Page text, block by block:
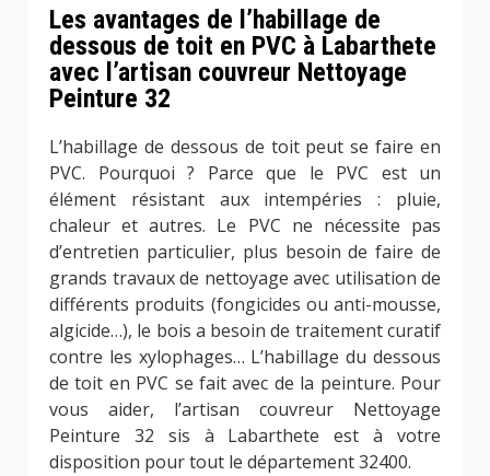
Les avantages de l’habillage de
dessous de toit en PVC à Labarthete
avec l’artisan couvreur Nettoyage
Peinture 32
L’habillage de dessous de toit peut se faire en
PVC. Pourquoi ? Parce que le PVC est un
élément résistant aux intempéries : pluie,
chaleur et autres. Le PVC ne nécessite pas
d’entretien particulier, plus besoin de faire de
grands travaux de nettoyage avec utilisation de
différents produits (fongicides ou anti-mousse,
algicide…), le bois a besoin de traitement curatif
contre les xylophages… L’habillage du dessous
de toit en PVC se fait avec de la peinture. Pour
vous aider, l’artisan couvreur Nettoyage
Peinture 32 sis à Labarthete est à votre
disposition pour tout le département 32400.